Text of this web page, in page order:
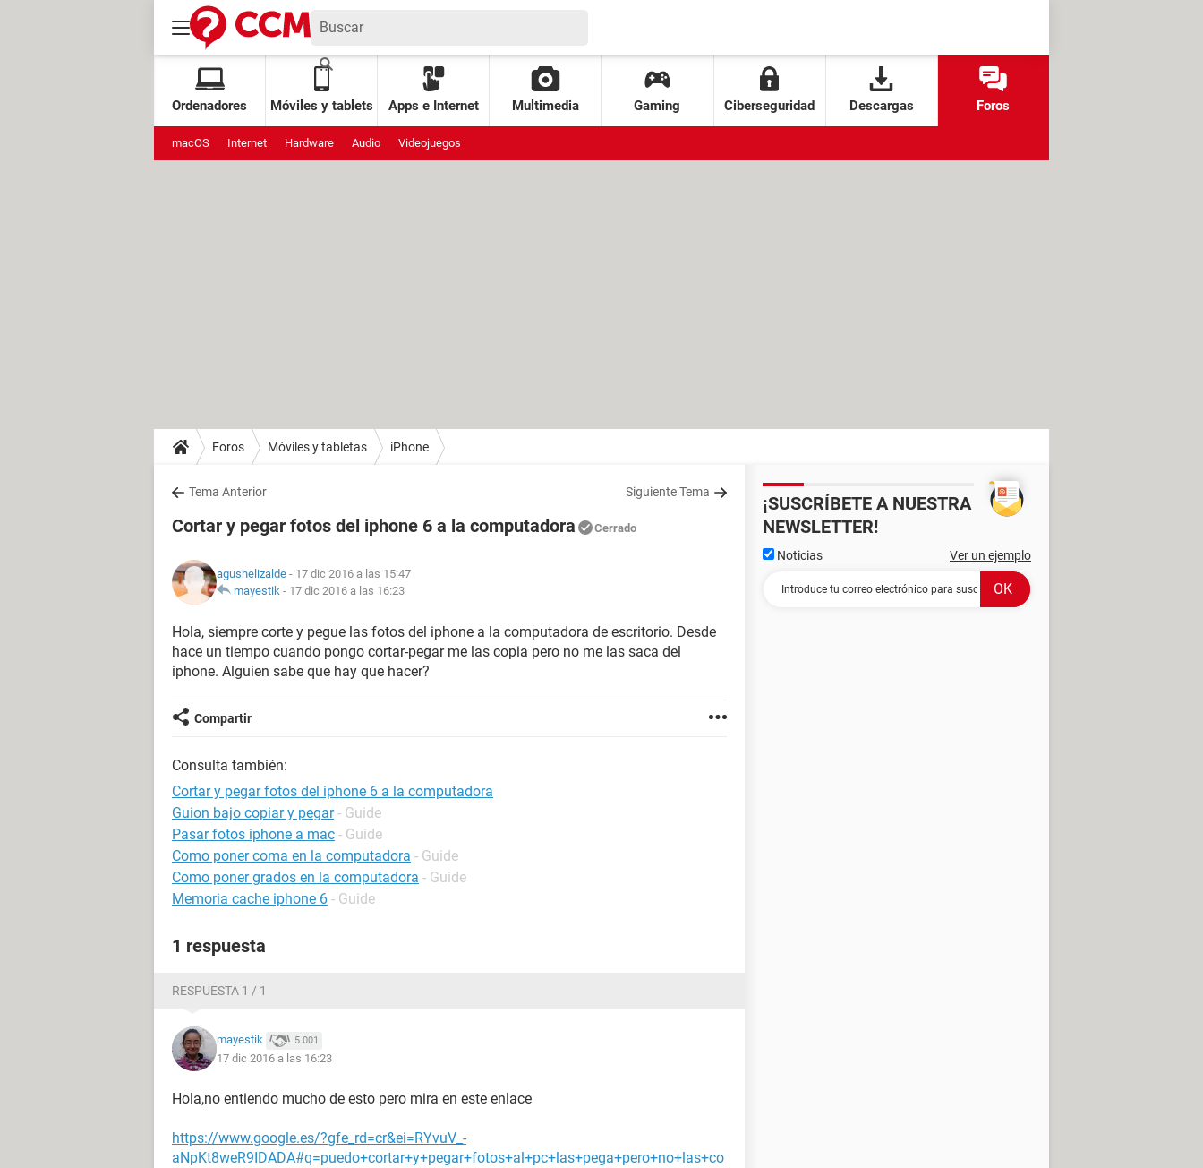
Ordenadores Móviles y tablets Apps e Internet Multimedia Gaming Ciberseguridad Descargas Foros
macOS Internet Hardware Audio Videojuegos
Foros Móviles y tabletas iPhone
Tema Anterior Siguiente Tema
Cortar y pegar fotos del iphone 6 a la computadora Cerrado
agushelizalde - 17 dic 2016 a las 15:47
mayestik - 17 dic 2016 a las 16:23
Hola, siempre corte y pegue las fotos del iphone a la computadora de escritorio. Desde
hace un tiempo cuando pongo cortar-pegar me las copia pero no me las saca del
iphone. Alguien sabe que hay que hacer?
Compartir
Consulta también:
Cortar y pegar fotos del iphone 6 a la computadora
Guion bajo copiar y pegar - Guide
Pasar fotos iphone a mac - Guide
Como poner coma en la computadora - Guide
Como poner grados en la computadora - Guide
Memoria cache iphone 6 - Guide
1 respuesta
RESPUESTA 1 / 1
mayestik 5.001
17 dic 2016 a las 16:23
Hola,no entiendo mucho de esto pero mira en este enlace
https://www.google.es/?gfe_rd=cr&ei=RYvuV_-
aNpKt8weR9IDADA#q=puedo+cortar+y+pegar+fotos+al+pc+las+pega+pero+no+las+co
¡SUSCRÍBETE A NUESTRA
NEWSLETTER!
Noticias Ver un ejemplo